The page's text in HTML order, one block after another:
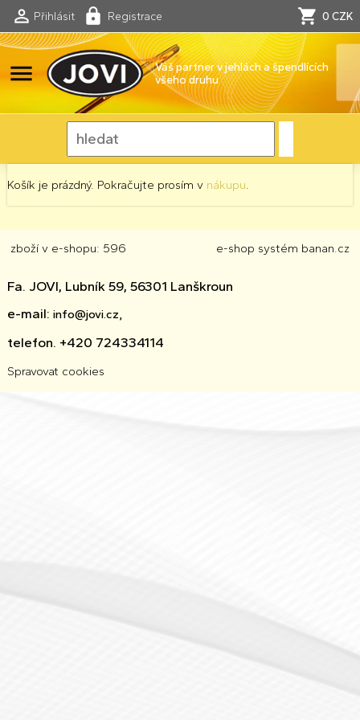
Přihlásit Registrace 0 CZK
menu
Váš partner v jehlách a špendlících
všeho druhu
Košík je prázdný. Pokračujte prosím v nákupu.
zboží v e-shopu: 596 e-shop systém banan.cz
Fa. JOVI, Lubník 59, 56301 Lanškroun
e-mail: info@jovi.cz,
telefon. +420 724334114
Spravovat cookies